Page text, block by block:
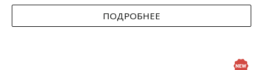
ПОДРОБНЕЕ